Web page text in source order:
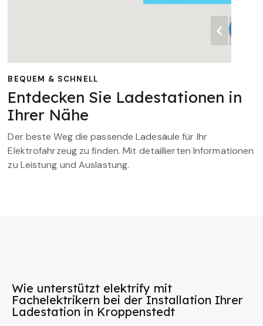
BEQUEM & SCHNELL
Entdecken Sie Ladestationen in
Ihrer Nähe
Der beste Weg die passende Ladesäule für Ihr
Elektrofahrzeug zu finden. Mit detaillierten Informationen
zu Leistung und Auslastung.
Wie unterstützt elektrify mit
Fachelektrikern bei der Installation Ihrer
Ladestation in Kroppenstedt